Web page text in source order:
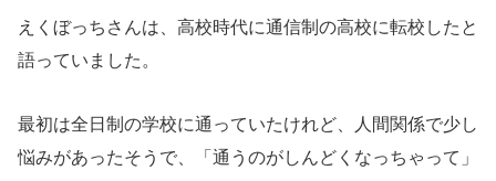
えくぼっちさんは、高校時代に通信制の高校に転校したと
語っていました。
最初は全日制の学校に通っていたけれど、人間関係で少し
悩みがあったそうで、「通うのがしんどくなっちゃって」